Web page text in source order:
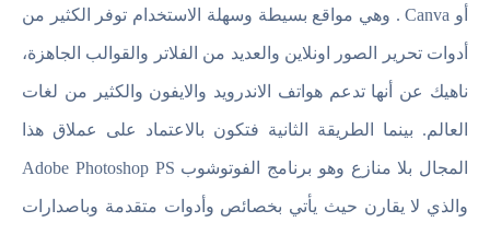
أو Canva . وهي مواقع بسيطة وسهلة الاستخدام توفر الكثير من
أدوات تحرير الصور اونلاين والعديد من الفلاتر والقوالب الجاهزة،
ناهيك عن أنها تدعم هواتف الاندرويد والايفون والكثير من لغات
العالم. بينما الطريقة الثانية فتكون بالاعتماد على عملاق هذا
المجال بلا منازع وهو برنامج الفوتوشوب Adobe Photoshop PS
والذي لا يقارن حيث يأتي بخصائص وأدوات متقدمة وباصدارات